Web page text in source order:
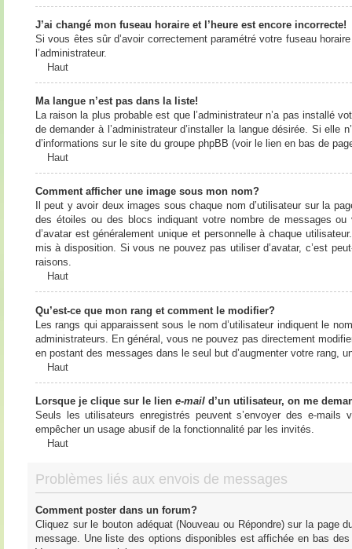
J’ai changé mon fuseau horaire et l’heure est encore incorrecte!
Si vous êtes sûr d’avoir correctement paramétré votre fuseau
l’administrateur.
Haut
Ma langue n’est pas dans la liste!
La raison la plus probable est que l’administrateur n’a pas installé
de demander à l’administrateur d’installer la langue désirée. Si
d’informations sur le site du groupe phpBB (voir le lien en bas de
Haut
Comment afficher une image sous mon nom?
Il peut y avoir deux images sous chaque nom d’utilisateur sur la
des étoiles ou des blocs indiquant votre nombre de messages
d’avatar est généralement unique et personnelle à chaque
mis à disposition. Si vous ne pouvez pas utiliser d’avatar, c’est
raisons.
Haut
Qu’est-ce que mon rang et comment le modifier?
Les rangs qui apparaissent sous le nom d’utilisateur indiquent le
administrateurs. En général, vous ne pouvez pas directement
en postant des messages dans le seul but d’augmenter votre rang,
Haut
Lorsque je clique sur le lien e-maild’un utilisateur, on me
Seuls les utilisateurs enregistrés peuvent s’envoyer des e-
empêcher un usage abusif de la fonctionnalité par les invités.
Haut
Problèmes liés aux envois de messages
Comment poster dans un forum?
Cliquez sur le bouton adéquat (Nouveau ou Répondre) sur la page
message. Une liste des options disponibles est affichée en bas